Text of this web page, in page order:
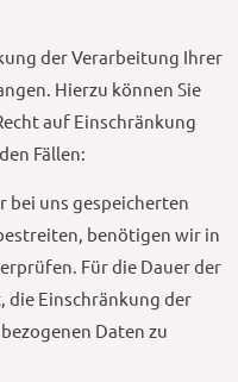
der Verarbeitung Ihrer
Hierzu können Sie
auf Einschränkung
Fällen:
bei uns gespeicherten
benötigen wir in
Für die Dauer der
die Einschränkung der
Daten zu